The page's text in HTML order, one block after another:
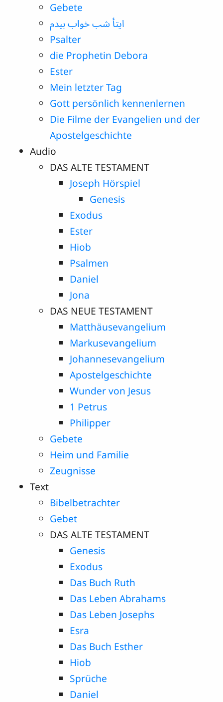
Gebete
ایتأ شب خواب بیدم
Psalter
die Prophetin Debora
Ester
Mein letzter Tag
Gott persönlich kennenlernen
Die Filme der Evangelien und der
Apostelgeschichte
Audio
DAS ALTE TESTAMENT
Joseph Hörspiel
Genesis
Exodus
Ester
Hiob
Psalmen
Daniel
Jona
DAS NEUE TESTAMENT
Matthäusevangelium
Markusevangelium
Johannesevangelium
Apostelgeschichte
Wunder von Jesus
1 Petrus
Philipper
Gebete
Heim und Familie
Zeugnisse
Text
Bibelbetrachter
Gebet
DAS ALTE TESTAMENT
Genesis
Exodus
Das Buch Ruth
Das Leben Abrahams
Das Leben Josephs
Esra
Das Buch Esther
Hiob
Sprüche
Daniel